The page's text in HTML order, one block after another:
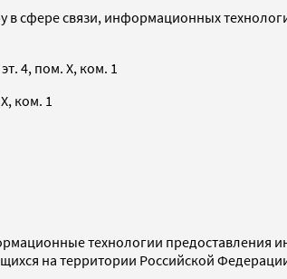
в сфере связи, информационных
4, пом. X, ком. 1
ком. 1
технологии предоставления
на территории Российской